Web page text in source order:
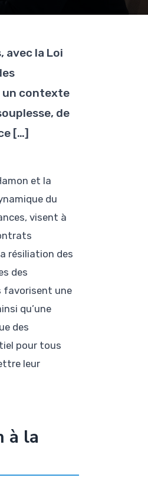
avec la Loi
un contexte
de
[…]
et la
du
visent à
résiliation des
des
favorisent une
qu’une
des
pour tous
leur
à la